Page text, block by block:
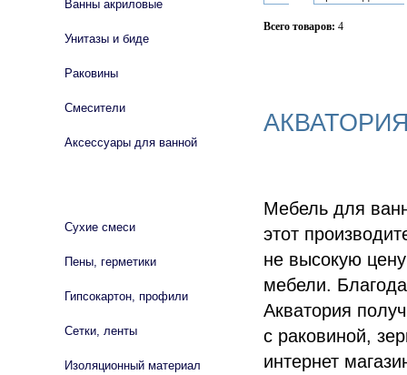
Всего товаров: 4
Мебель для
этот
не высокую
мебели.
Акватория
с раковиной,
интернет
Ванны акриловые
Унитазы и биде
Раковины
Смесители
Аксессуары для ванной
Сухие смеси
Пены, герметики
Гипсокартон, профили
Сетки, ленты
Изоляционный материал